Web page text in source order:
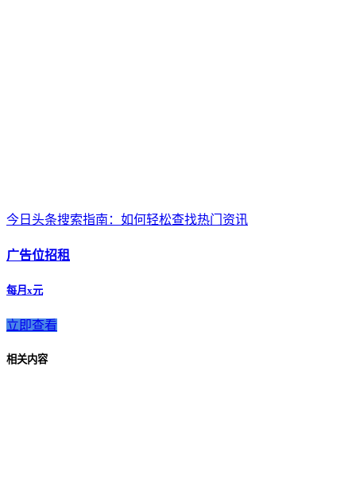
今日头条搜索指南：如何轻松查找热门资讯
广告位招租
每月x元
立即查看
相关内容